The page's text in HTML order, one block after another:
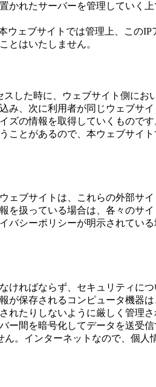
かれたサーバーを管理していく
ウェブサイトでは管理上、このIP
とはいたしません。
した時に、ウェブサイト側にお
み、次に利用者が同じウェブサ
ズの情報を取得していくものです
ことがあるので、本ウェブサイ
ェブサイトは、これらの外部サ
を扱っている場合は、各々のサ
バシーポリシーが明示されてい
ければならず、セキュリティに
が保存されるコンピュータ機器
たりしないように厳しく管理さ
間を暗号化してデータを送受信
ん。インターネットなので、個人